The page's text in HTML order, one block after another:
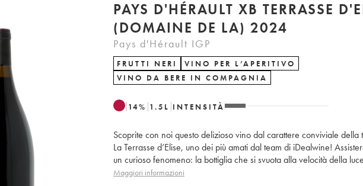
PAYS D'HÉRAULT XB TERRASSE
(DOMAINE DE LA) 2024
Pays d'Hérault IGP
FRUTTI NERI
VINO PER L’APERITIVO
VINO DA BERE IN COMPAGNIA
14% 1.5 L INTENSITÀ
Scoprite con noi questo delizioso vino dal carattere conviviale della
La Terrasse d’Elise, uno dei più amati dal team di iDealwine!
un curioso fenomeno: la bottiglia che si svuota alla velocità della
Maggiori informazioni